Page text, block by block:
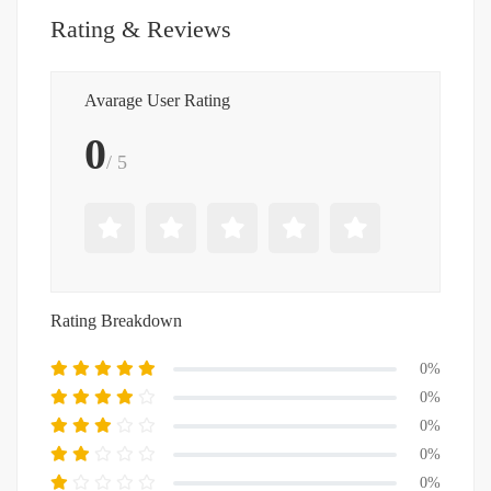
Rating & Reviews
Avarage User Rating
0/ 5
Rating Breakdown
0%
0%
0%
0%
0%